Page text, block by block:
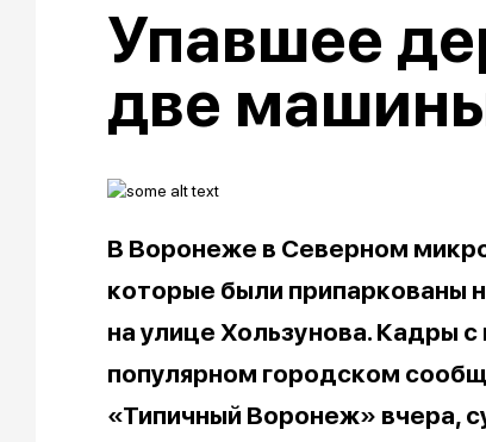
Упавшее
две
В Воронеже в Северном
которые были припаркованы
на улице Хользунова. Кадры
популярном городском
«Типичный Воронеж» вчера,